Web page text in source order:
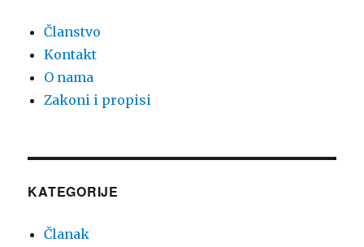
Članstvo
Kontakt
O nama
Zakoni i propisi
KATEGORIJE
Članak